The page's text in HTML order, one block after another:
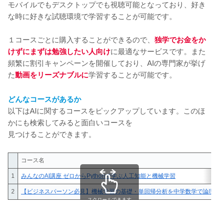
モバイルでもデスクトップでも視聴可能となっており、好き
な時に好きな試聴環境で学習することが可能です。
１コースごとに購入することができるので、 独学でお金をか
けずにまずは勉強したい人向けに最適なサービスです。また
頻繁に割引キャンペーンを開催しており、AIの専門家が挙げ
た動画をリーズナブルに学習することが可能です。
どんなコースがあるか
以下はAIに関するコースをピックアップしています。このほ
かにも検索してみると面白いコースを
見つけることができます。
コース名
1 みんなのAI講座 ゼロからPythonで学ぶ人工知能と機械学習
2 【ビジネスパーソン必見】機械学習の基礎・単回帰分析を中学数学で論
スクロールできます